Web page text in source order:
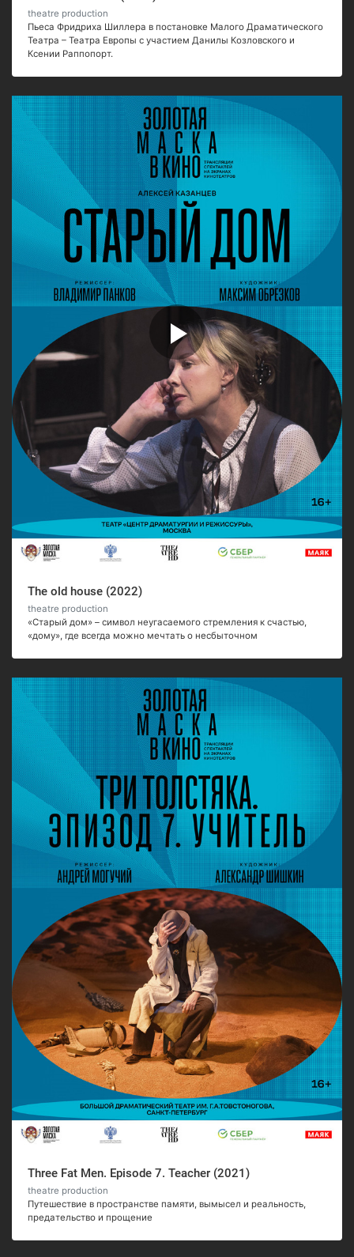
theatre production
Пьеса Фридриха Шиллера в постановке Малого Драматического
Театра – Театра Европы с участием Данилы Козловского и
Ксении Раппопорт.
The old house (2022)
theatre production
«Старый дом» – символ неугасаемого стремления к счастью,
«дому», где всегда можно мечтать о несбыточном
Three Fat Men. Episode 7. Teacher (2021)
theatre production
Путешествие в пространстве памяти, вымысел и реальность,
предательство и прощение